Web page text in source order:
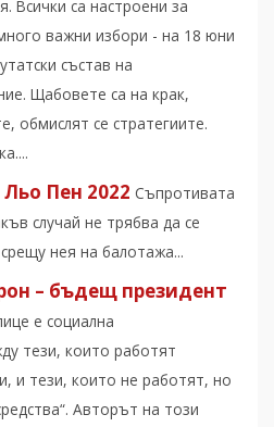
Всички са настроени за
важни избори - на 18 юни
състав на
Щабовете са на крак,
обмислят се стратегиите.
Пен 2022 Съпротивата
случай не трябва да се
нея на балотажа...
– бъдещ президент
е социална
тези, които работят
и тези, които не работят, но
Авторът на този